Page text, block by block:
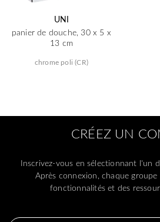
UNI
panier de douche, 30 x 5 x
13 cm
chrome poli (CR)
CRÉEZ UN
Inscrivez-vous en sélectionnant l'un
Après connexion, chaque
fonctionnalités et des